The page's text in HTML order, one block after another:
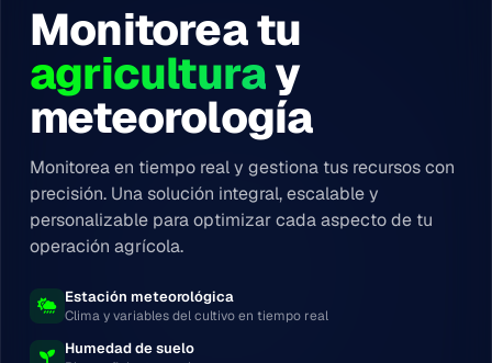
Monitorea tu
agriculturay
meteorología
Monitorea en tiempo real y gestiona tus recursos con
precisión. Una solución integral, escalable y
personalizable para optimizar cada aspecto de tu
operación agrícola.
Estación meteorológica
Clima y variables del cultivo en tiempo real
Humedad de suelo